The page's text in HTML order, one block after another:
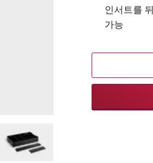
인서트를
가능